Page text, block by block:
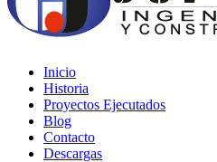
Inicio
Historia
Proyectos Ejecutados
Blog
Contacto
Descargas